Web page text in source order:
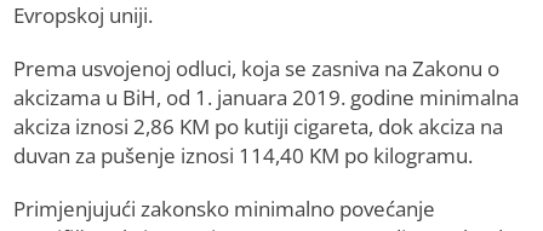
Evropskoj uniji.
Prema usvojenoj odluci, koja se zasniva na Zakonu o
akcizama u BiH, od 1. januara 2019. godine minimalna
akciza iznosi 2,86 KM po kutiji cigareta, dok akciza na
duvan za pušenje iznosi 114,40 KM po kilogramu.
Primjenjujući zakonsko minimalno povećanje